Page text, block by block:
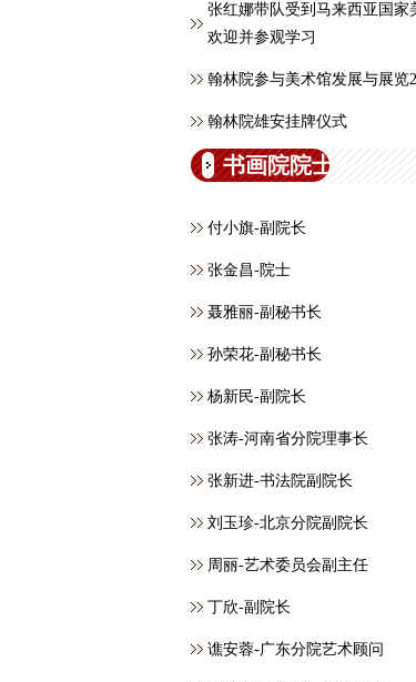
张红娜带队受到马来西亚国家
欢迎并参观学习
翰林院参与美术馆发展与展览
翰林院雄安挂牌仪式
书画院院士
付小旗-副院长
张金昌-院士
聂雅丽-副秘书长
孙荣花-副秘书长
杨新民-副院长
张涛-河南省分院理事长
张新进-书法院副院长
刘玉珍-北京分院副院长
周丽-艺术委员会副主任
丁欣-副院长
谯安蓉-广东分院艺术顾问